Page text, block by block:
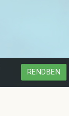
RENDBEN